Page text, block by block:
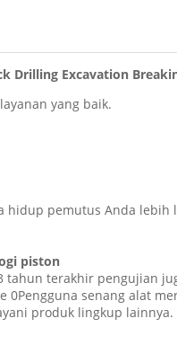
Drilling Excavation
yang baik.
hidup pemutus Anda
piston
terakhir pengujian
senang alat
produk lingkup lainnya.